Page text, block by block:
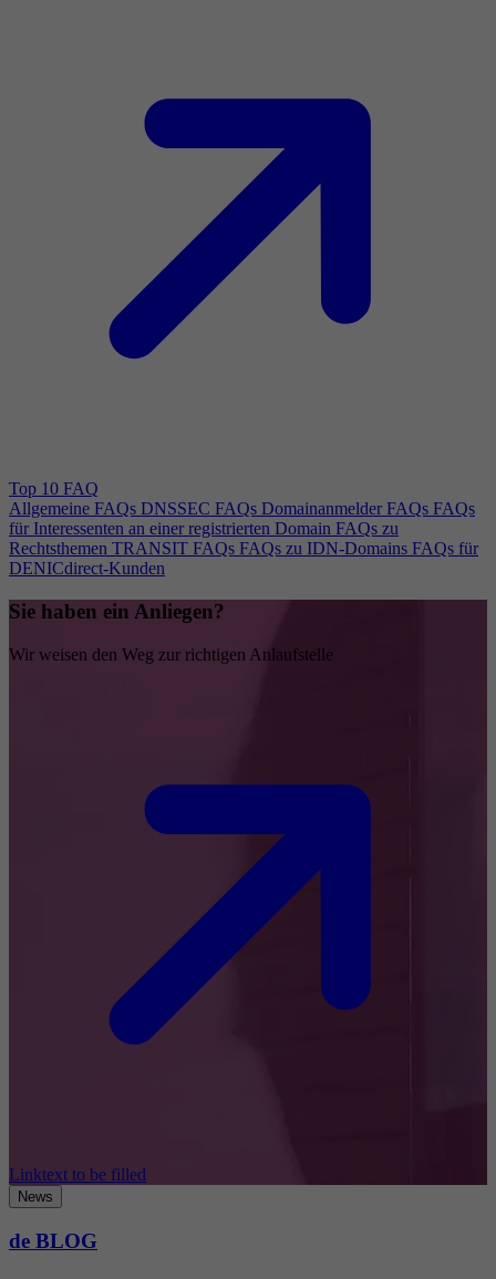
Top 10 FAQ
Allgemeine FAQs DNSSEC FAQs Domainanmelder FAQs FAQs
für Interessenten an einer registrierten Domain FAQs zu
Rechtsthemen TRANSIT FAQs FAQs zu IDN-Domains FAQs für
DENICdirect-Kunden
Sie haben ein Anliegen?
Wir weisen den Weg zur richtigen Anlaufstelle
Linktext to be filled
News
de BLOG